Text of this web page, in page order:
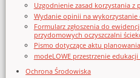
Uzgodnienie zasad korzystania z
Wydanie opinii na wykorzystanie
Formularz zgłoszenia do
przydomowych oczyszczalni
Pismo dotyczące aktu
modeLOWE przestrzenie
Ochrona Środowiska